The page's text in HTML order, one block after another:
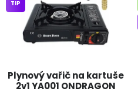
Plynový vařič na kartuše
2v1 YA001 ONDRAGON
TIP